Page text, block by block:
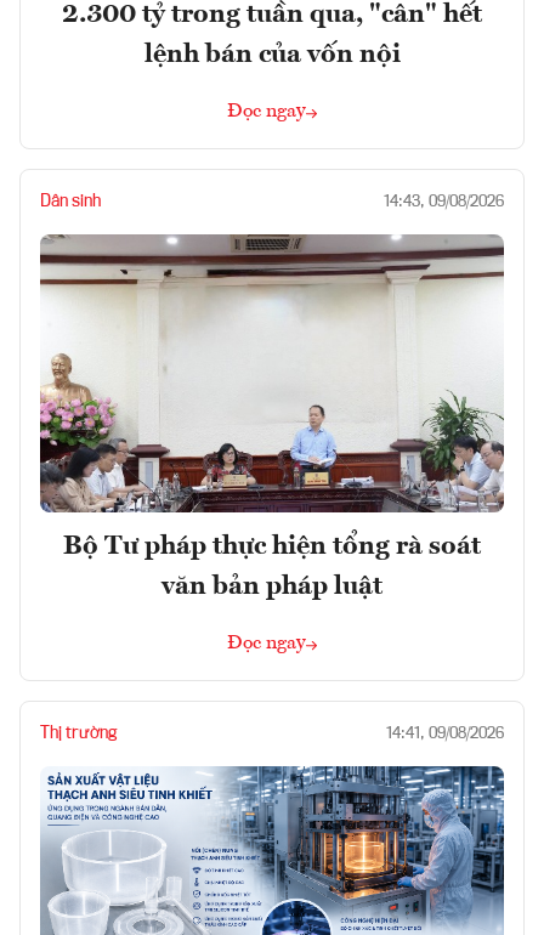
2.300 tỷ trong tuần qua, "cân" hết
lệnh bán của vốn nội
Đọc ngay
Dân sinh 14:43, 09/08/2026
Bộ Tư pháp thực hiện tổng rà soát
văn bản pháp luật
Đọc ngay
Thị trường 14:41, 09/08/2026